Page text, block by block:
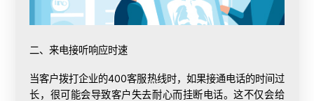
二、来电接听响应时速
当客户拨打企业的400客服热线时，如果接通电话的时间过
长，很可能会导致客户失去耐心而挂断电话。这不仅会给